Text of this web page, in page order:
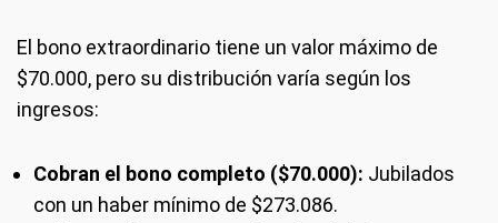
El bono extraordinario tiene un valor máximo de
$70.000, pero su distribución varía según los
ingresos:
Cobran el bono completo ($70.000): Jubilados
con un haber mínimo de $273.086.